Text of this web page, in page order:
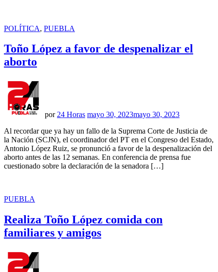
PUBLICADO
POLÍTICA, PUEBLA
Toño López a favor de despenalizar el
aborto
por 24 Horas mayo 30, 2023mayo 30, 2023
Al recordar que ya hay un fallo de la Suprema Corte de Justicia de
la Nación (SCJN), el coordinador del PT en el Congreso del Estado,
Antonio López Ruiz, se pronunció a favor de la despenalización del
aborto antes de las 12 semanas. En conferencia de prensa fue
cuestionado sobre la declaración de la senadora […]
PUBLICADO
PUEBLA
Realiza Toño López comida con
familiares y amigos